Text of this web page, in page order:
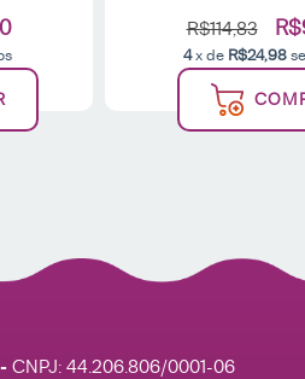
Pirulito Bombom -
R$114,83
4 x de R$24,98
CNPJ: 44.206.806/0001-06